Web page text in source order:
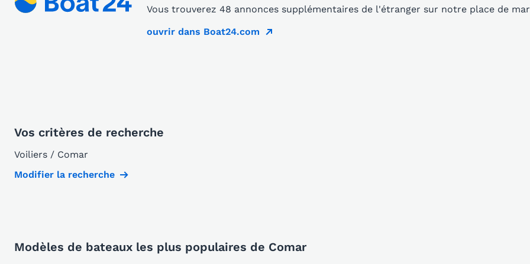
Vous trouverez 48 annonces supplémentaires de l'étranger sur notre place de
ouvrir dans Boat24.com
Vos critères de recherche
Voiliers / Comar
Modifier la recherche
Modèles de bateaux les plus populaires de Comar